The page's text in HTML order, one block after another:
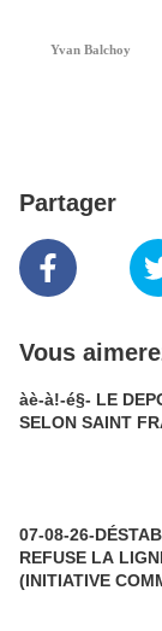
Yvan Balchoy
Partager
Vous
àè-à!-é§- LE
SELON SAINT
07-08-26-
REFUSE LA
(INITIATIVE